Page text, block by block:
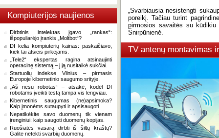
Kompiuterijos naujienos
Dirbtinis intelektas įgavo „rankas“:
išpopuliarėjo įrankis „Moltbot“?
DI kelia kompiuterių kainas: paskaičiavo,
kiek tai atsieis pirkėjams.
„Tele2“ ekspertas ragina atsinaujinti
operacinę sistemą – į ją nusitaikė sukčiai.
Startuolių indekse Vilnius – pirmasis
Europoje kibernetinio saugumo srityje.
„Aš nesu robotas“ – atsakė, kodėl DI
robotams įveikti testą tampa vis lengviau.
Kibernetinis saugumas (ne)apsimoka?
Kaip įmonėms sutaupyti ir apsisaugoti.
Nepatikėkite savo duomenų tik vienam
įrenginiui: kaip saugoti duomenų kopijas.
Ruošiatės vasarą dirbti iš šiltų kraštų?
Galite netekti svarbių duomenų.
„Svarbiausia nesistengti
poreikį. Tačiau turint
pirmosios savaitės su
Šnirpūnienė.
TV antenų montavimas